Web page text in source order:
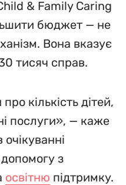
& Family Caring
бюджет — не
Вона вказує
тисяч справ.
кількість дітей,
послуги», — каже
з
освітню підтримку.